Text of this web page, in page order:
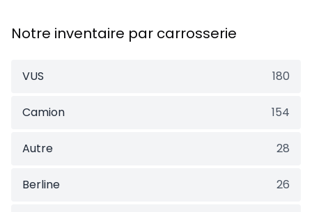
Notre inventaire par carrosserie
VUS 180
Camion 154
Autre 28
Berline 26